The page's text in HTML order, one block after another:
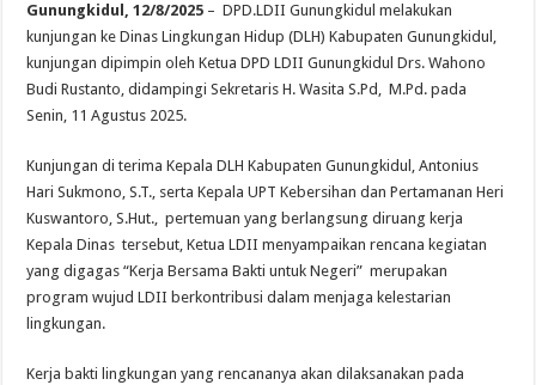
Gunungkidul, 12/8/2025 – DPD.LDII Gunungkidul melakukan
kunjungan ke Dinas Lingkungan Hidup (DLH) Kabupaten Gunungkidul,
kunjungan dipimpin oleh Ketua DPD LDII Gunungkidul Drs. Wahono
Budi Rustanto, didampingi Sekretaris H. Wasita S.Pd, M.Pd. pada
Senin, 11 Agustus 2025.
Kunjungan di terima Kepala DLH Kabupaten Gunungkidul, Antonius
Hari Sukmono, S.T., serta Kepala UPT Kebersihan dan Pertamanan Heri
Kuswantoro, S.Hut., pertemuan yang berlangsung diruang kerja
Kepala Dinas tersebut, Ketua LDII menyampaikan rencana kegiatan
yang digagas “Kerja Bersama Bakti untuk Negeri” merupakan
program wujud LDII berkontribusi dalam menjaga kelestarian
lingkungan.
Kerja bakti lingkungan yang rencananya akan dilaksanakan pada